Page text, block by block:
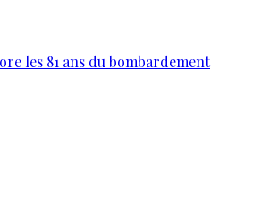
les 81 ans du bombardement